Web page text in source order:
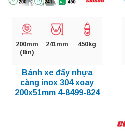
200mm
(8in)
241mm 450kg
Bánh xe đẩy nhựa
càng inox 304 xoay
200x51mm 4-8499-824